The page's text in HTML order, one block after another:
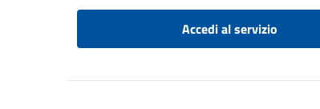
Accedi al servizio